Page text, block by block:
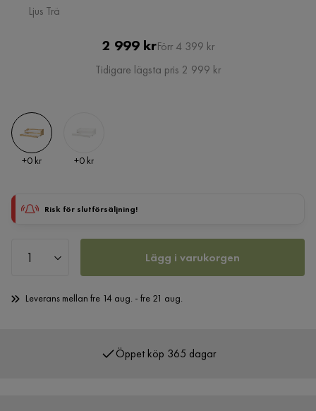
Ljus Trä
Pris
2 999 krOriginal
Pris
Förr 4 399 kr
Tidigare lägsta pris 2 999 kr
Pris
+0 kr Pris
+0 kr
Risk för slutförsäljning!
Lägg i varukorgen
Leverans mellan fre 14 aug. - fre 21 aug.
Öppet köp 365 dagar